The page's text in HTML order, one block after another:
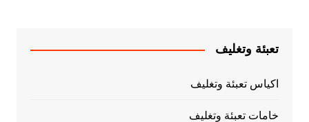
تعبئة وتغليف
اكياس تعبئة وتغليف
خامات تعبئة وتغليف